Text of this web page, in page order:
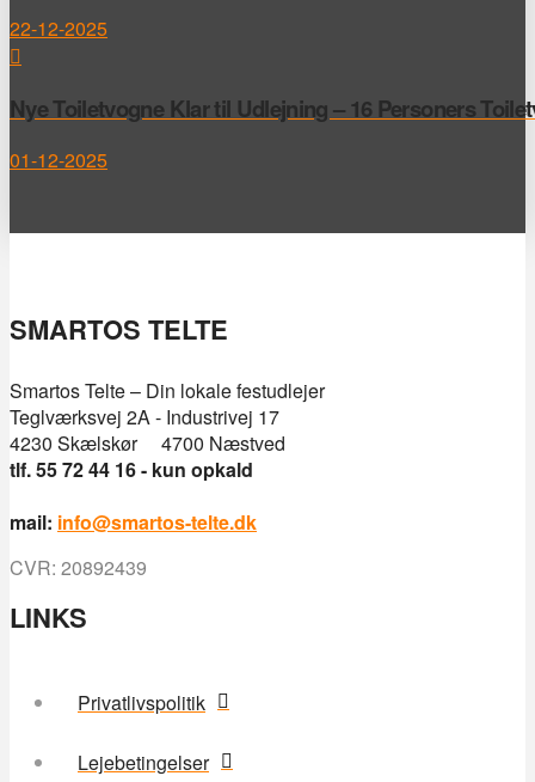
22-12-2025
Nye Toiletvogne Klar til Udlejning – 16 Personers
01-12-2025
SMARTOS TELTE
Smartos Telte – Din lokale festudlejer
Teglværksvej 2A - Industrivej 17
4230 Skælskør 4700 Næstved
tlf. 55 72 44 16 - kun opkald
mail: info@smartos-telte.dk
CVR: 20892439
LINKS
Privatlivspolitik
Lejebetingelser